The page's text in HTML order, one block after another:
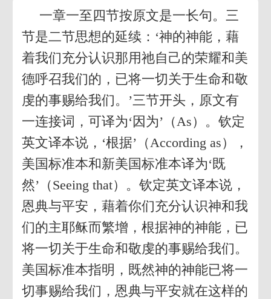
一章一至四节按原文是一长句。三
节是二节思想的延续：‘神的神能，藉
着我们充分认识那用祂自己的荣耀和美
德呼召我们的，已将一切关于生命和敬
虔的事赐给我们。’三节开头，原文有
一连接词，可译为‘因为’（As）。钦定
英文译本说，‘根据’（According as），
美国标准本和新美国标准本译为‘既
然’（Seeing that）。钦定英文译本说，
恩典与平安，藉着你们充分认识神和我
们的主耶稣而繁增，根据神的神能，已
将一切关于生命和敬虔的事赐给我们。
美国标准本指明，既然神的神能已将一
切事赐给我们，恩典与平安就在这样的